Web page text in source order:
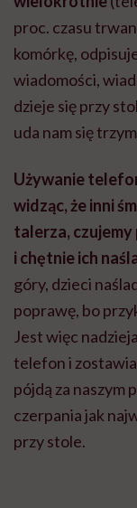
proc. czasu
komórkę,
wiadomości,
dzieje się przy
uda nam się
Używanie
widząc, że inni
talerza,
i chętnie ich
góry, dzieci
poprawę, bo
Jest więc
telefon i
pójdą za naszym
czerpania jak
przy stole.